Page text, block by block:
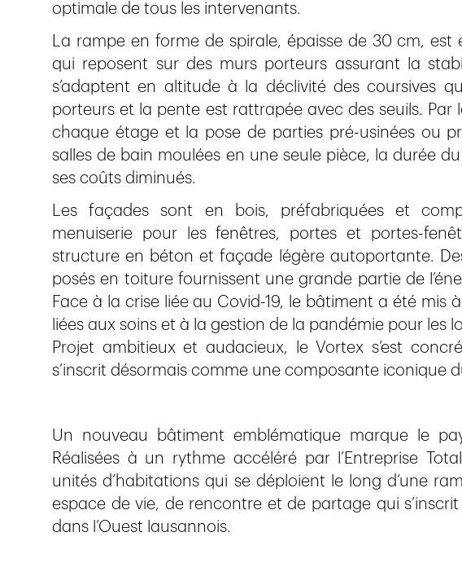
optimale de tous les intervenants.
La rampe en forme de spirale, épaisse de 30 cm, est
qui reposent sur des murs porteurs assurant la
s’adaptent en altitude à la déclivité des coursives
porteurs et la pente est rattrapée avec des seuils.
chaque étage et la pose de parties pré-usinées ou
salles de bain moulées en une seule pièce, la durée
ses coûts diminués.
Les façades sont en bois, préfabriquées et
menuiserie pour les fenêtres, portes et portes-
structure en béton et façade légère autoportante.
posés en toiture fournissent une grande partie de
Face à la crise liée au Covid-19, le bâtiment a été mis
liées aux soins et à la gestion de la pandémie pour les
Projet ambitieux et audacieux, le Vortex s’est
s’inscrit désormais comme une composante iconique
Un nouveau bâtiment emblématique marque le
Réalisées à un rythme accéléré par l’Entreprise
unités d’habitations qui se déploient le long d’une
espace de vie, de rencontre et de partage qui
dans l’Ouest lausannois.